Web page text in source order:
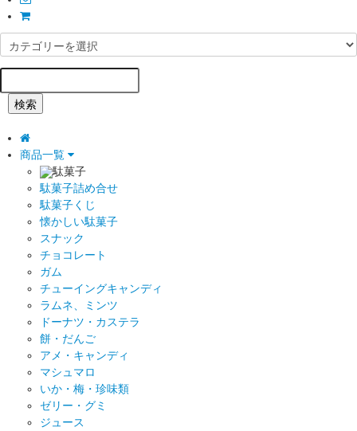
検索
商品一覧
駄菓子
駄菓子詰め合せ
駄菓子くじ
懐かしい駄菓子
スナック
チョコレート
ガム
チューイングキャンディ
ラムネ、ミンツ
ドーナツ・カステラ
餅・だんご
アメ・キャンディ
マシュマロ
いか・梅・珍味類
ゼリー・グミ
ジュース